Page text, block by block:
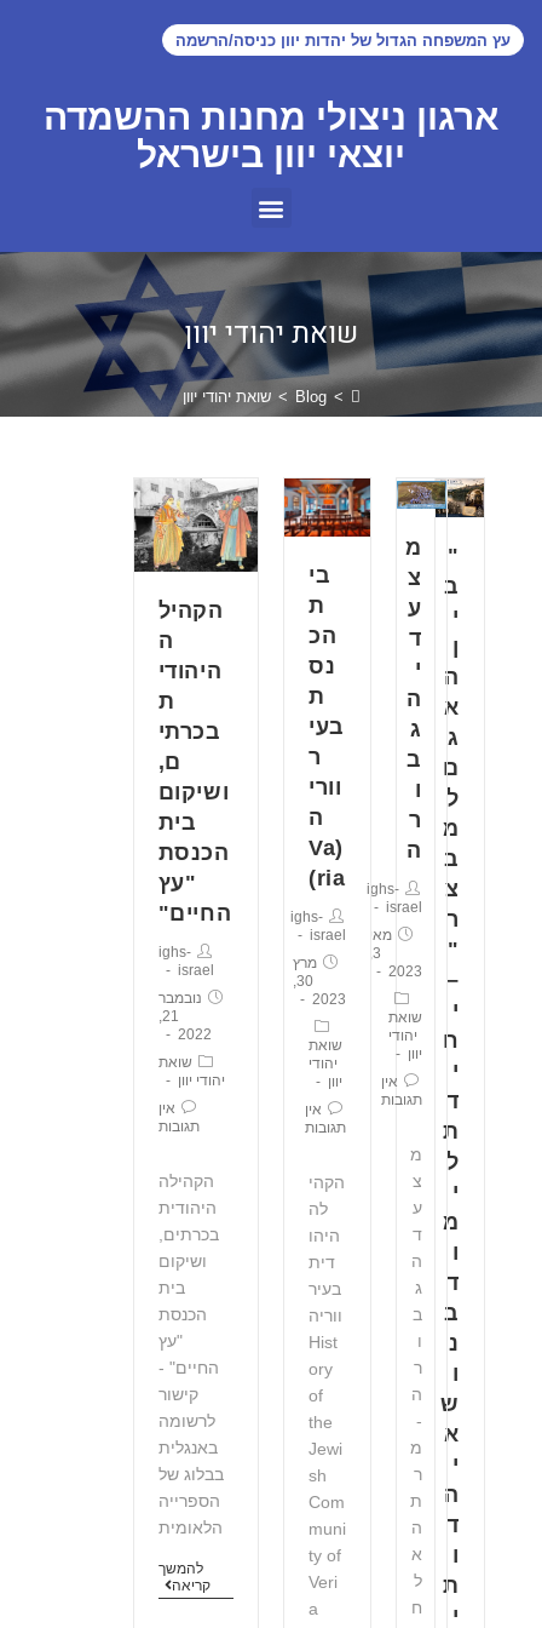
עץ המשפחה הגדול של יהדות יוון כניסה/הרשמה
ארגון ניצולי מחנות ההשמדה
יוצאי יוון בישראל
שואת יהודי יוון
>
Blog
> שואת יהודי יוון
"
ב
י
ן
ה
א
ג
ם
ל
מ
ב
צ
ר
"
–
י
ח
י
ד
ת
ל
י
מ
ו
ד
ב
נ
ו
ש
א
י
ה
ד
ו
ת
י
מ
צ
ע
ד
י
ה
ג
ב
ו
ר
ה
ighs-
israel
מאי
3,
2023
שואת
יהודי
יוון
אין
תגובות
מ
צ
ע
ד
ה
ג
ב
ו
ר
ה
-
מ
ר
ת
ה
א
ל
ח
בי
ת
הכ
נס
ת
בעי
ר
וורי
ה
(Va
ria)
ighs-
israel
מרץ
30,
2023
שואת
יהודי
יוון
אין
תגובות
הקהי
לה
היהו
דית
בעיר
ווריה
Hist
ory
of
the
Jewi
sh
Com
muni
ty of
Veri
a
הקהיל
ה
היהודי
ת
בכרתי
ם,
ושיקום
בית
הכנסת
"עץ
החיים"
ighs-
israel
נובמבר
2022
שואת
יהודי יוון
אין
תגובות
הקהילה
היהודית
בכרתים,
ושיקום
בית
הכנסת
"עץ
החיים" -
קישור
לרשומה
באנגלית
בבלוג של
הספרייה
הלאומית
להמשך
קריאה